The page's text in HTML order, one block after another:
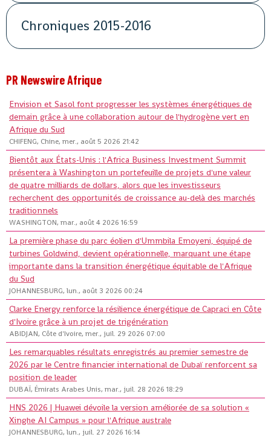
Chroniques 2015-2016
PR Newswire Afrique
Envision et Sasol font progresser les systèmes énergétiques de
demain grâce à une collaboration autour de l'hydrogène vert en
Afrique du Sud
CHIFENG, Chine, mer., août 5 2026 21:42
Bientôt aux États-Unis : l'Africa Business Investment Summit
présentera à Washington un portefeuille de projets d'une valeur
de quatre milliards de dollars, alors que les investisseurs
recherchent des opportunités de croissance au-delà des marchés
traditionnels
WASHINGTON, mar., août 4 2026 16:59
La première phase du parc éolien d'Ummbila Emoyeni, équipé de
turbines Goldwind, devient opérationnelle, marquant une étape
importante dans la transition énergétique équitable de l'Afrique
du Sud
JOHANNESBURG, lun., août 3 2026 00:24
Clarke Energy renforce la résilience énergétique de Capraci en Côte
d'Ivoire grâce à un projet de trigénération
ABIDJAN, Côte d'Ivoire, mer., juil. 29 2026 07:00
Les remarquables résultats enregistrés au premier semestre de
2026 par le Centre financier international de Dubaï renforcent sa
position de leader
DUBAÏ, Émirats Arabes Unis, mar., juil. 28 2026 18:29
HNS 2026 | Huawei dévoile la version améliorée de sa solution «
Xinghe AI Campus » pour l'Afrique australe
JOHANNESBURG, lun., juil. 27 2026 16:14